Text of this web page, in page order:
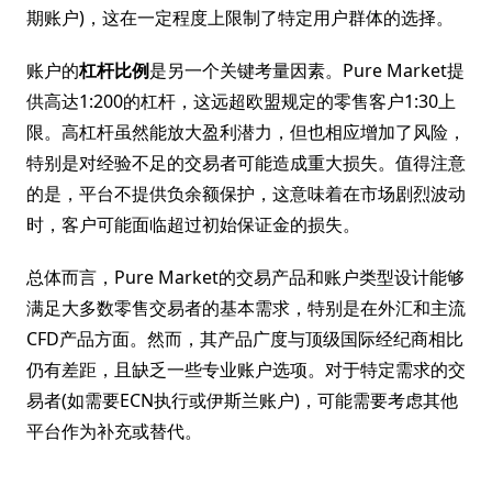
期账户)，这在一定程度上限制了特定用户群体的选择。
账户的杠杆比例是另一个关键考量因素。Pure Market提
供高达1:200的杠杆，这远超欧盟规定的零售客户1:30上
限。高杠杆虽然能放大盈利潜力，但也相应增加了风险，
特别是对经验不足的交易者可能造成重大损失。值得注意
的是，平台不提供负余额保护，这意味着在市场剧烈波动
时，客户可能面临超过初始保证金的损失。
总体而言，Pure Market的交易产品和账户类型设计能够
满足大多数零售交易者的基本需求，特别是在外汇和主流
CFD产品方面。然而，其产品广度与顶级国际经纪商相比
仍有差距，且缺乏一些专业账户选项。对于特定需求的交
易者(如需要ECN执行或伊斯兰账户)，可能需要考虑其他
平台作为补充或替代。